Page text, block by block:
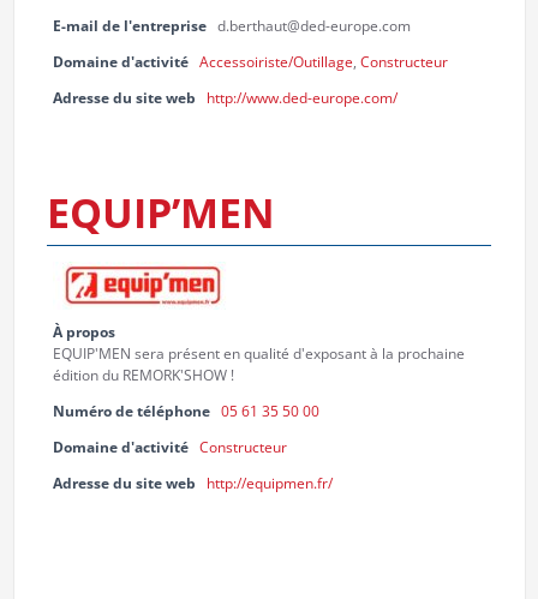
E-mail de l'entreprise d.berthaut@ded-europe.com
Domaine d'activité Accessoiriste/Outillage Constructeur
Adresse du site web
http://www.ded-europe.com/
EQUIP’MEN
À propos
EQUIP'MEN sera présent en qualité d'exposant à la prochaine
édition du REMORK'SHOW !
Numéro de téléphone 05 61 35 50 00
Domaine d'activité Constructeur
Adresse du site web
http://equipmen.fr/